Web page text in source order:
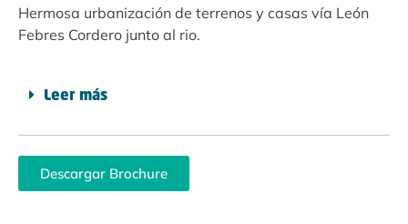
Hermosa urbanización de terrenos y casas vía León
Febres Cordero junto al rio.
Leer más
Descargar Brochure